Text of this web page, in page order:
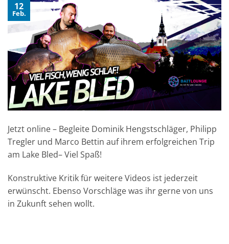
12
Feb.
Jetzt online – Begleite Dominik Hengstschläger, Philipp
Tregler und Marco Bettin auf ihrem erfolgreichen Trip
am Lake Bled– Viel Spaß!
Konstruktive Kritik für weitere Videos ist jederzeit
erwünscht. Ebenso Vorschläge was ihr gerne von uns
in Zukunft sehen wollt.